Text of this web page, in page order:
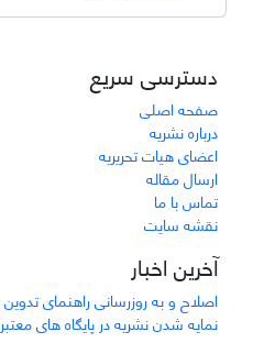
دسترسی سریع
صفحه اصلی
درباره نشریه
اعضای هیات تحریریه
ارسال مقاله
تماس با ما
نقشه سایت
آخرین اخبار
اصلاح و به روزرسانی راهنمای
نمایه شدن نشریه در پایگاه های